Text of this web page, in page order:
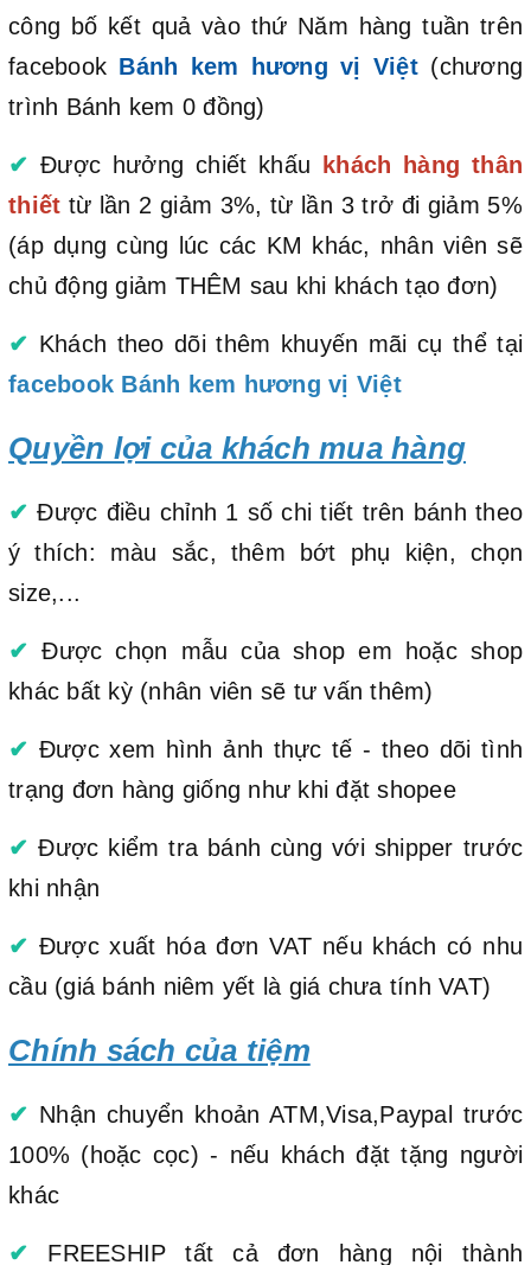
công bố kết quả vào thứ Năm hàng tuần trên
facebook Bánh kem hương vị Việt(chương
trình Bánh kem 0 đồng)
✔ Được hưởng chiết khấu khách hàng thân
thiết từ lần 2 giảm 3%, từ lần 3 trở đi giảm 5%
(áp dụng cùng lúc các KM khác, nhân viên sẽ
chủ động giảm THÊM sau khi khách tạo đơn)
✔ Khách theo dõi thêm khuyến mãi cụ thể tại
facebook Bánh kem hương vị Việt
Quyền lợi của khách mua hàng
✔ Được điều chỉnh 1 số chi tiết trên bánh theo
ý thích: màu sắc, thêm bớt phụ kiện, chọn
size,...
✔ Được chọn mẫu của shop em hoặc shop
khác bất kỳ (nhân viên sẽ tư vấn thêm)
✔ Được xem hình ảnh thực tế - theo dõi tình
trạng đơn hàng giống như khi đặt shopee
✔ Được kiểm tra bánh cùng với shipper trước
khi nhận
✔ Được xuất hóa đơn VAT nếu khách có nhu
cầu (giá bánh niêm yết là giá chưa tính VAT)
Chính sách của tiệm
✔ Nhận chuyển khoản ATM,Visa,Paypal trước
100% (hoặc cọc) - nếu khách đặt tặng người
khác
✔ FREESHIP tất cả đơn hàng nội thành